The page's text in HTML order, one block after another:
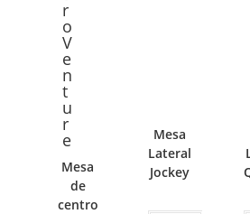
Mesa
de
centro
Mesa
Lateral
Jockey